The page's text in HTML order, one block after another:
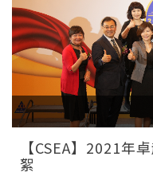
【CSEA】2021年
絮